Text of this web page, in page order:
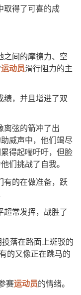
取得了可喜的成
之间的摩擦力、空
运动员滑行阻力的主
绩，并且增进了双
离弦的箭冲了出
威声中，他们竭尽
得起喘吁吁，但脸
们挑战了自我。
有的在做准备，跃
超常发挥，战胜了
落在路面上斑驳的
的又像正在跳马的
赛运动员的情绪。